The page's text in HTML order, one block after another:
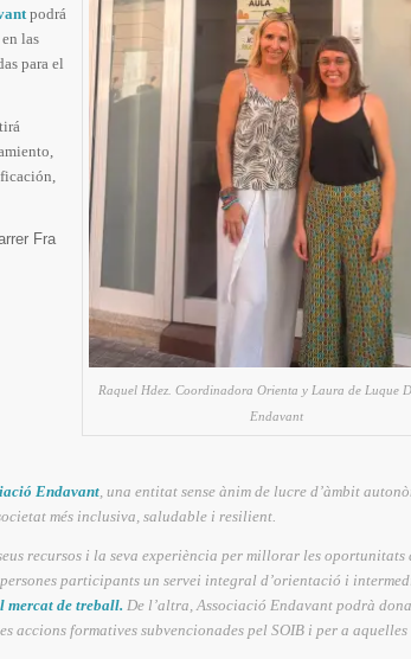
Raquel Hdez. Coordinadora Orienta y Laura de Luque
Endavant
podrá
las
para el
Fra
Endavant, una entitat sense ànim de lucre d’àmbit
més inclusiva, saludable i resilient.
recursos i la seva experiència per millorar les oportunitats
participants un servei integral d’orientació i
mercat de treball. De l’altra, Associació Endavant podrà
accions formatives subvencionades pel SOIB i per a aquelles